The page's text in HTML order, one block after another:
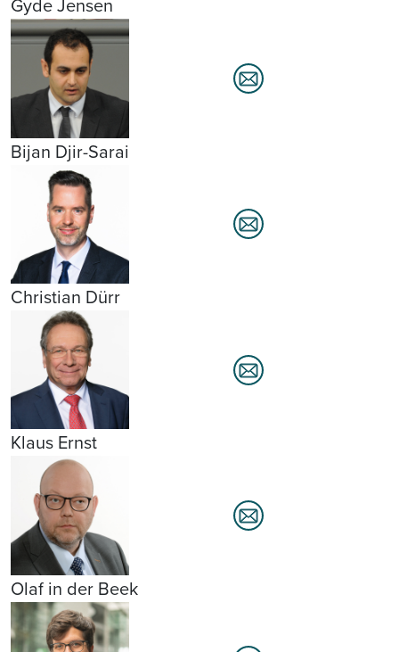
Gyde Jensen
Bijan Djir-Sarai
Christian Dürr
Klaus Ernst
Olaf in der Beek